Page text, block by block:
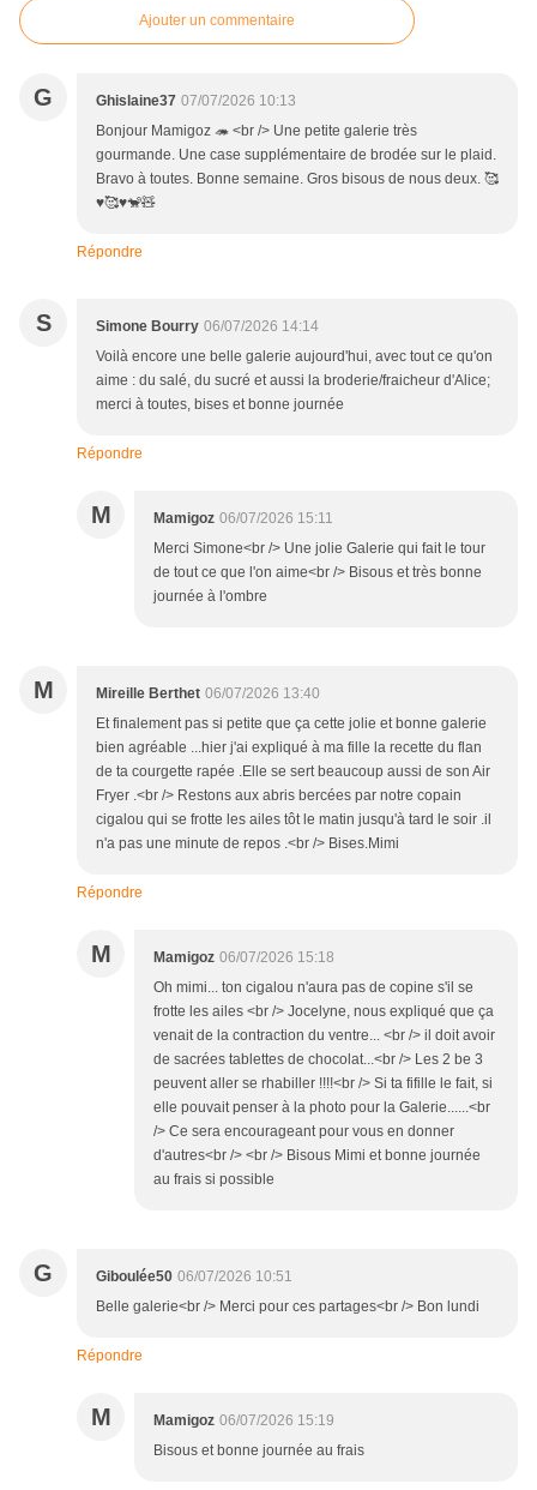
Ajouter un commentaire
G Ghislaine37 07/07/2026 10:13
Bonjour Mamigoz 🦔 <br /> Une petite galerie très
gourmande. Une case supplémentaire de brodée sur le plaid.
Bravo à toutes. Bonne semaine. Gros bisous de nous deux. 🥰
♥️🥰♥️🐒🧸
Répondre
S Simone Bourry 06/07/2026 14:14
Voilà encore une belle galerie aujourd'hui, avec tout ce qu'on
aime : du salé, du sucré et aussi la broderie/fraicheur d'Alice;
merci à toutes, bises et bonne journée
Répondre
M Mamigoz 06/07/2026 15:11
Merci Simone<br /> Une jolie Galerie qui fait le tour
de tout ce que l'on aime<br /> Bisous et très bonne
journée à l'ombre
M Mireille Berthet 06/07/2026 13:40
Et finalement pas si petite que ça cette jolie et bonne galerie
bien agréable ...hier j'ai expliqué à ma fille la recette du flan
de ta courgette rapée .Elle se sert beaucoup aussi de son Air
Fryer .<br /> Restons aux abris bercées par notre copain
cigalou qui se frotte les ailes tôt le matin jusqu'à tard le soir .il
n'a pas une minute de repos .<br /> Bises.Mimi
Répondre
M Mamigoz 06/07/2026 15:18
Oh mimi... ton cigalou n'aura pas de copine s'il se
frotte les ailes <br /> Jocelyne, nous expliqué que ça
venait de la contraction du ventre... <br /> il doit avoir
de sacrées tablettes de chocolat...<br /> Les 2 be 3
peuvent aller se rhabiller !!!!<br /> Si ta fifille le fait, si
elle pouvait penser à la photo pour la Galerie......<br
/> Ce sera encourageant pour vous en donner
d'autres<br /> <br /> Bisous Mimi et bonne journée
au frais si possible
G Giboulée50 06/07/2026 10:51
Belle galerie<br /> Merci pour ces partages<br /> Bon lundi
Répondre
M Mamigoz 06/07/2026 15:19
Bisous et bonne journée au frais